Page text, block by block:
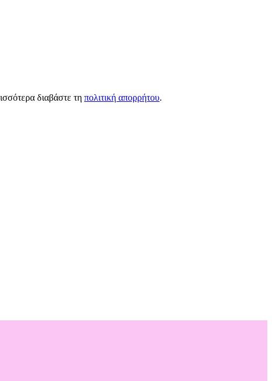
διαβάστε τη πολιτική απορρήτου.